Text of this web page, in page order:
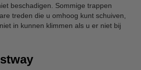
beschadigen. Sommige trappen
treden die u omhoog kunt schuiven,
in kunnen klimmen als u er niet bij